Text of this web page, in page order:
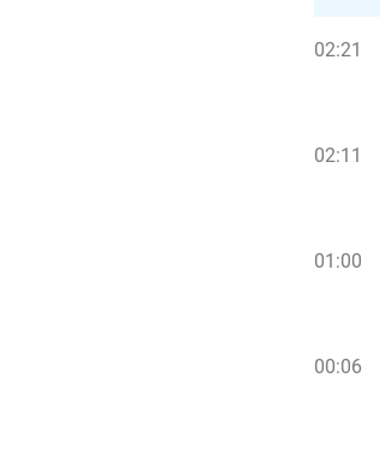
02:21
02:11
01:00
00:06